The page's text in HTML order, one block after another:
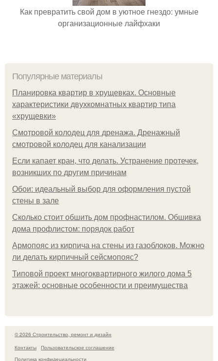
Как превратить свой дом в уютное гнездо: умные
организационные лайфхаки
Популярные материалы
Планировка квартир в хрущевках. Основные
характеристики двухкомнатных квартир типа
«хрущевки»
Смотровой колодец для дренажа. Дренажный
смотровой колодец для канализации
Если капает кран, что делать. Устранение протечек,
возникших по другим причинам
Обои: идеальный выбор для оформления пустой
стены в зале
Сколько стоит обшить дом профнастилом. Обшивка
дома профлистом: порядок работ
Армопояс из кирпича на стены из газоблоков. Можно
ли делать кирпичный сейсмопояс?
Типовой проект многоквартирного жилого дома 5
этажей: основные особенности и преимущества
© 2026 Строительство, ремонт и дизайн
Контакты
Пользовательское соглашение
Политика конфидециальности